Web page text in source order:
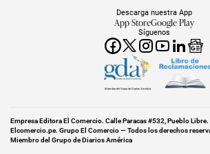
Síguenos
Descarga nuestra App
App StoreGoogle Play
Miembro del Grupo de Diarios América
Empresa Editora El Comercio. Calle Paracas #532, Pueblo
Elcomercio.pe. Grupo El Comercio — Todos los derechos
Miembro del Grupo de Diarios América